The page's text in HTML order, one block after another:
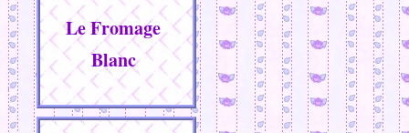
Le Fromage
Blanc